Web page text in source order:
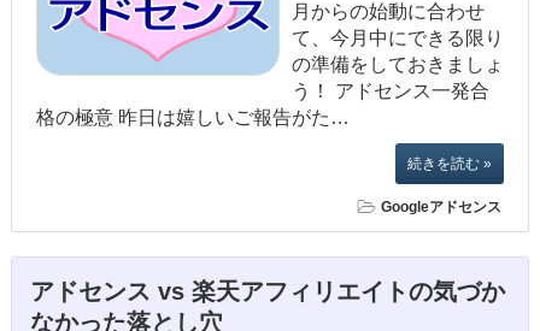
月からの始動に合わせ
て、今月中にできる限り
の準備をしておきましょ
う！ アドセンス一発合
格の極意 昨日は嬉しいご報告がた…
続きを読む »
Googleアドセンス
アドセンス vs 楽天アフィリエイトの気づか
なかった落とし穴